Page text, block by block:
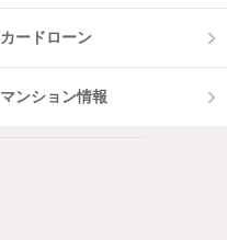
カードローン
マンション情報